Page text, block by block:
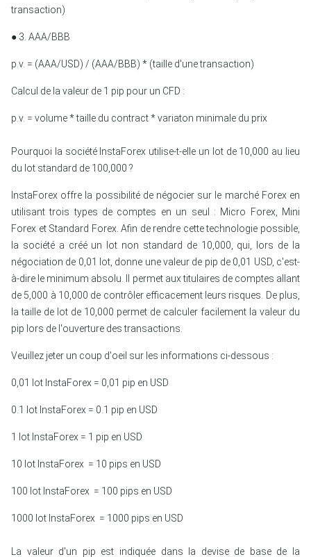
transaction)
● 3. AAA/BBB
p.v. = (AAA/USD) / (AAA/BBB) * (taille d'une transaction)
Calcul de la valeur de 1 pip pour un CFD :
p.v. = volume * taille du contract * variaton minimale du prix
Pourquoi la société InstaForex utilise-t-elle un lot de 10,000 au lieu
du lot standard de 100,000 ?
InstaForex offre la possibilité de négocier sur le marché Forex en
utilisant trois types de comptes en un seul : Micro Forex, Mini
Forex et Standard Forex. Afin de rendre cette technologie possible,
la société a créé un lot non standard de 10,000, qui, lors de la
négociation de 0,01 lot, donne une valeur de pip de 0,01 USD, c'est-
à-dire le minimum absolu. Il permet aux titulaires de comptes allant
de 5,000 à 10,000 de contrôler efficacement leurs risques. De plus,
la taille de lot de 10,000 permet de calculer facilement la valeur du
pip lors de l'ouverture des transactions.
Veuillez jeter un coup d'oeil sur les informations ci-dessous :
0,01 lot InstaForex = 0,01 pip en USD
0.1 lot InstaForex = 0.1 pip en USD
1 lot InstaForex = 1 pip en USD
10 lot InstaForex = 10 pips en USD
100 lot InstaForex = 100 pips en USD
1000 lot InstaForex = 1000 pips en USD
La valeur d'un pip est indiquée dans la devise de base de la